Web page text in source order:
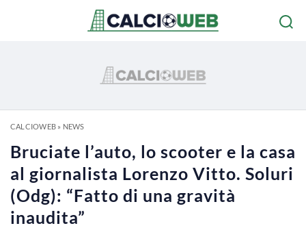
CALCIOWEB» NEWS
Bruciate l’auto, lo scooter e la casa
al giornalista Lorenzo Vitto. Soluri
(Odg): “Fatto di una gravità
inaudita”